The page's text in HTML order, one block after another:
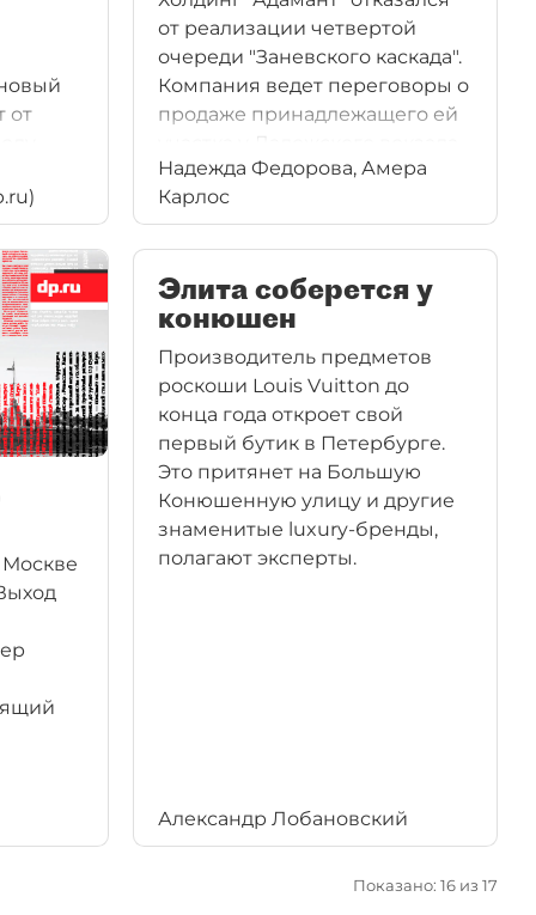
от
от реализации четвертой
очереди "Заневского каскада".
Компания ведет переговоры о
продаже принадлежащего ей
Надежда Федорова, Амера
Карлос
Элита соберется у
конюшен
Производитель предметов
роскоши Louis Vuitton до
конца года откроет свой
первый бутик в Петербурге.
Это притянет на Большую
Конюшенную улицу и другие
знаменитые luxury-бренды,
полагают эксперты.
Александр Лобановский
Показано: 16 из 17